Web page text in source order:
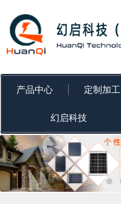
容
产品中心 定制加工
幻启科技